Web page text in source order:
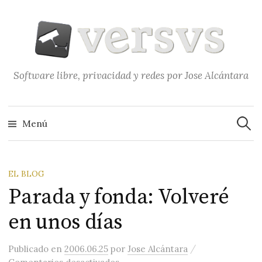
contenido
Software libre, privacidad y redes por Jose Alcántara
Menú
EL BLOG
Parada y fonda: Volveré
en unos días
Publicado en2006.06.25 porJose Alcántara /